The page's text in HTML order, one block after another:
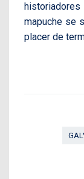
historiadores
mapuche se
placer de